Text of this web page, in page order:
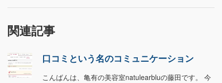
関連記事
口コミという名のコミュニケーション
こんばんは、亀有の美容室natulearbluの藤田です。 今